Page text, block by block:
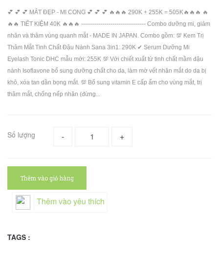
💕 💕 💕 MẮT ĐẸP - MI CONG 💕 💕 💕 🔥🔥🔥 290K + 255K = 505K🔥🔥🔥 🔥
🔥🔥 TIẾT KIỆM 40K 🔥🔥🔥 --------------------------------- Combo dưỡng mi, giảm
nhăn và thâm vùng quanh mắt - MADE IN JAPAN. Combo gồm: 💯 Kem Trị
Thâm Mắt Tinh Chất Đậu Nành Sana 3in1: 290K ✔ Serum Dưỡng Mi
Eyelash Tonic DHC mẫu mới: 255K 💯 Với chiết xuất từ tinh chất mầm đậu
nành Isoflavone bổ sung dưỡng chất cho da, làm mờ vết nhăn mắt do da bị
khô, xóa tan dần bọng mắt. 💯 Bổ sung vitamin E cấp ẩm cho vùng mắt, trị
thâm mắt, chống nếp nhăn (đừng...
Số lượng - +
Thêm vào giỏ hàng
Thêm vào yêu thích
TAGS :